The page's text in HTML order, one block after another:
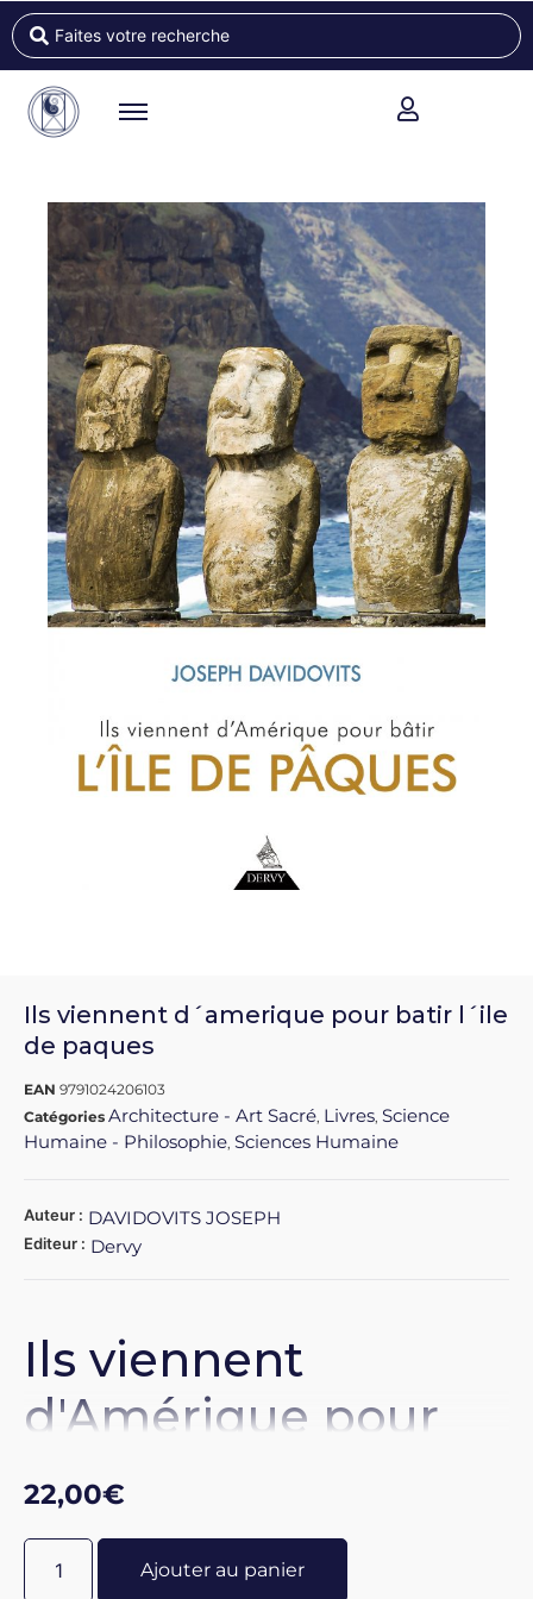
Ils viennent d´amerique pour batir l´ile
de paques
EAN 9791024206103
Catégories Architecture - Art Sacré, Livres, Science
Humaine - Philosophie, Sciences Humaine
Auteur : DAVIDOVITS JOSEPH
Editeur : Dervy
Ils viennent
d'Amérique pour
bâtir l'île de
Pâques.
Après une expédition en 2017 en Bolivie sur les sites de
22,00€
Ajouter au panier